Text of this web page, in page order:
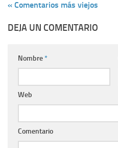
« Comentarios más viejos
DEJA UN COMENTARIO
Nombre*
Web
Comentario